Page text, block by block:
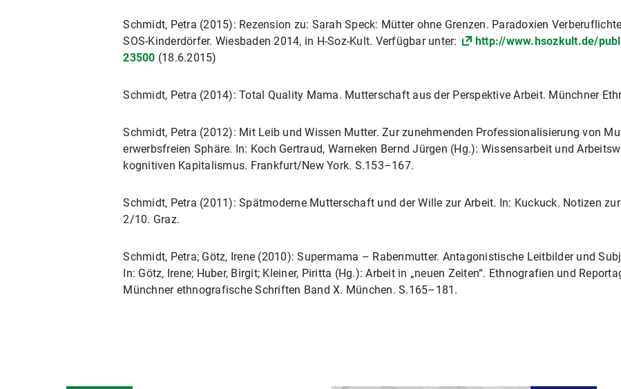
„Supermami – Rabenmutter. Die flexibilisierte Hausfrau zwischen Leitbildern und
Bookrelease-Party zur Publikation „Arbeit in neuen Zeiten. Ethnografien und Reportagen zur
im Lernforschungsprojekte „Spätmoderne Lebens- und Arbeitswelten“ am Institut für2. November
Schmidt, Petra (2015): Rezension zu: Sarah Speck: Mütter ohne Grenzen. Paradoxien
SOS-Kinderdörfer. Wiesbaden 2014, in H-Soz-Kult. Verfügbar unter:
http://www.hsozkult.de/
23500 (18.6.2015)
Schmidt, Petra (2014): Total Quality Mama. Mutterschaft aus der Perspektive Arbeit. Münchner
Schmidt, Petra (2012): Mit Leib und Wissen Mutter. Zur zunehmenden Professionalisierung von
erwerbsfreien Sphäre. In: Koch Gertraud, Warneken Bernd Jürgen (Hg.): Wissensarbeit und
kognitiven Kapitalismus. Frankfurt/New York. S.153–167.
Schmidt, Petra (2011): Spätmoderne Mutterschaft und der Wille zur Arbeit. In: Kuckuck. Notizen
2/10. Graz.
Schmidt, Petra; Götz, Irene (2010): Supermama – Rabenmutter. Antagonistische Leitbilder und
In: Götz, Irene; Huber, Birgit; Kleiner, Piritta (Hg.): Arbeit in „neuen Zeiten“. Ethnografien und
Münchner ethnografische Schriften Band X. München. S.165–181.